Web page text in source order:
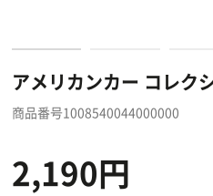
アメリカンカー コレク
商品番号1008540044000000
2,190円